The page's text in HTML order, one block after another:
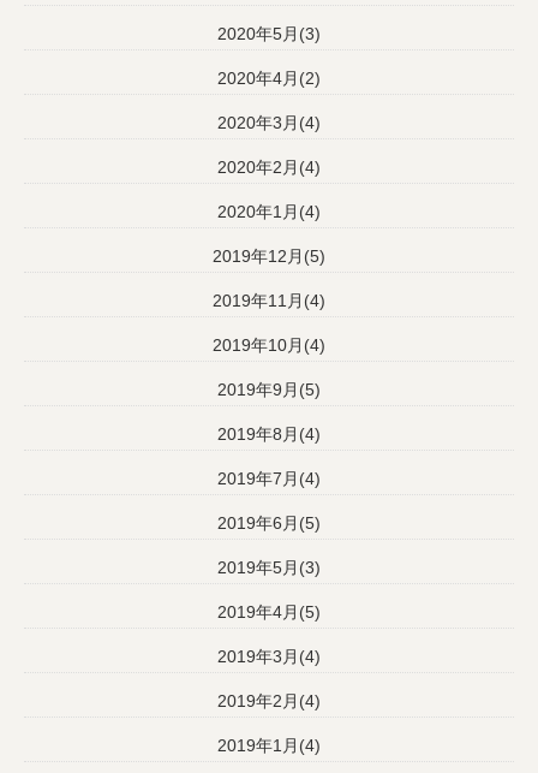
2020年5月(3)
2020年4月(2)
2020年3月(4)
2020年2月(4)
2020年1月(4)
2019年12月(5)
2019年11月(4)
2019年10月(4)
2019年9月(5)
2019年8月(4)
2019年7月(4)
2019年6月(5)
2019年5月(3)
2019年4月(5)
2019年3月(4)
2019年2月(4)
2019年1月(4)